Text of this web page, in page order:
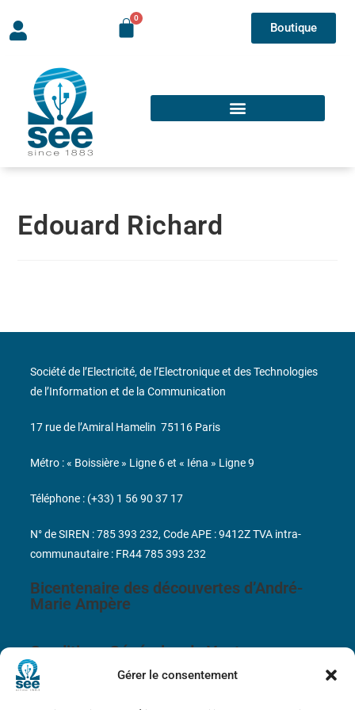
Gérer le consentement
Boutique
Edouard Richard
Bicentenaire des découvertes d’André-
Marie Ampère
Conditions Générales de Vente
Société de l’Electricité, de l’Electronique et des Technologies
de l’Information et de la Communication
17 rue de l’Amiral Hamelin 75116 Paris
Métro : « Boissière » Ligne 6 et « Iéna » Ligne 9
Téléphone : (+33) 1 56 90 37 17
N° de SIREN : 785 393 232, Code APE : 9412Z TVA intra-
communautaire : FR44 785 393 232